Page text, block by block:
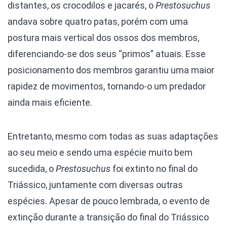
distantes, os crocodilos e jacarés, oPrestosuchus
andava sobre quatro patas, porém com uma
postura mais vertical dos ossos dos membros,
diferenciando-se dos seus “primos” atuais. Esse
posicionamento dos membros garantiu uma maior
rapidez de movimentos, tornando-o um predador
ainda mais eficiente.
Entretanto, mesmo com todas as suas adaptações
ao seu meio e sendo uma espécie muito bem
sucedida, oPrestosuchus foi extinto no final do
Triássico, juntamente com diversas outras
espécies. Apesar de pouco lembrada, o evento de
extinção durante a transição do final do Triássico